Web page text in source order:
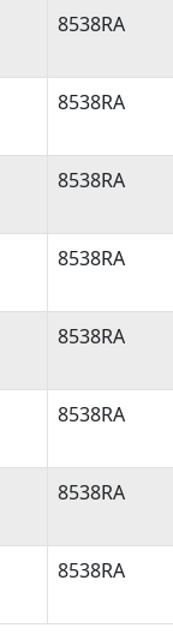
Postcode
8538RA
8538RA
8538RA
8538RA
8538RA
8538RA
8538RA
8538RA